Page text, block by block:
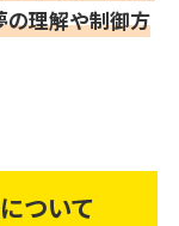
の理解や制御方
ついて